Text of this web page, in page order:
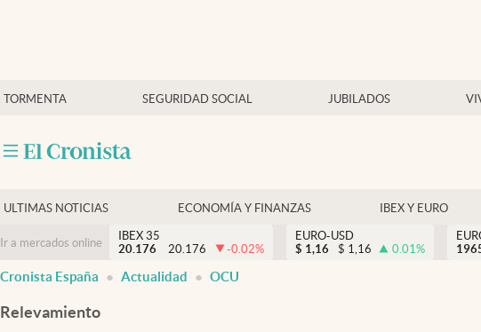
TORMENTA SEGURIDAD SOCIAL JUBILADOS
Economía y finanzas
Criptomonedas
ULTIMAS NOTICIAS ECONOMÍA Y FINANZAS IBEX Y EURO
Ir a mercados online
IBEX 35
20.176
20.176 -0.02%
EURO-USD
$ 1,16 $ 1,16 0.01%
Cronista España Actualidad OCU
Relevamiento